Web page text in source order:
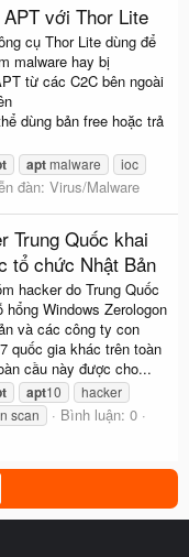
với Thor Lite
cụ Thor Lite dùng để
malware hay bị
từ các C2C bên ngoài
dùng bản free hoặc trả
aptmalware
ioc
đàn: Virus/Malware
Trung Quốc khai
tổ chức Nhật Bản
hacker do Trung Quốc
Windows Zerologon
và các công ty con
quốc gia khác trên toàn
cầu này được cho...
apt10
hacker
scan
Bình luận: 0